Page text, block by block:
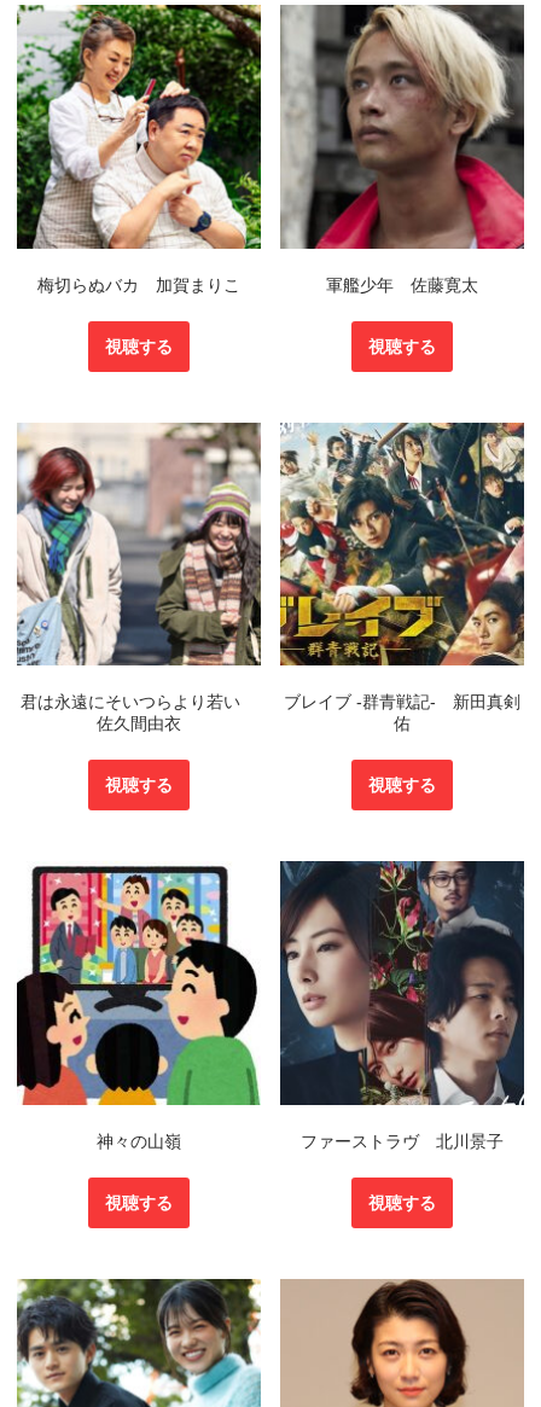
梅切らぬバカ 加賀まりこ
視聴する
軍艦少年 佐藤寛太
視聴する
君は永遠にそいつらより若い
佐久間由衣
視聴する
ブレイブ ‐群青戦記‐ 新田真剣
佑
視聴する
神々の山嶺
視聴する
ファーストラヴ 北川景子
視聴する